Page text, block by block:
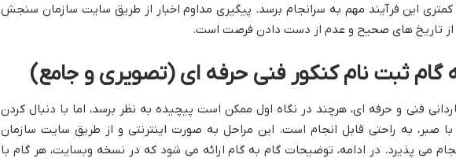
این فرآیند مهم به سرانجام برسد. پیگیری مداوم اخبار از طریق سایت سازمان سنجش
از تاریخ های صحیح و عدم از دست دادن فرصت است.
گام ثبت نام کنکور فنی حرفه ای (تصویری و جامع)
فنی و حرفه ای، هرچند در نگاه اول ممکن است پیچیده به نظر برسد، اما با دنبال کردن
صبر، به راحتی قابل انجام است. این مراحل به صورت اینترنتی و از طریق سایت سازمان
می پذیرد. در ادامه، توضیحات گام به گام ارائه می شود که در نسخه وبسایت، هر گام با